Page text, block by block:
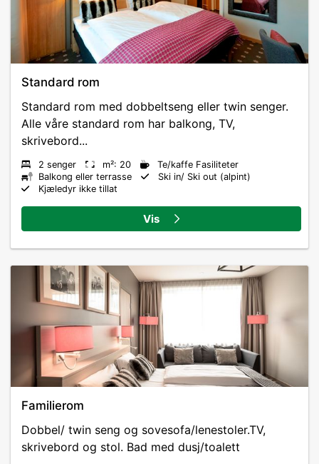
Standard rom
Standard rom med dobbeltseng eller twin senger.
Alle våre standard rom har balkong, TV,
skrivebord...
2 senger m²: 20
Te/kaffe Fasiliteter
Balkong eller terrasse
Ski in/ Ski out (alpint)
Kjæledyr ikke tillat
Vis
Familierom
Dobbel/ twin seng og sovesofa/lenestoler.TV,
skrivebord og stol. Bad med dusj/toalett